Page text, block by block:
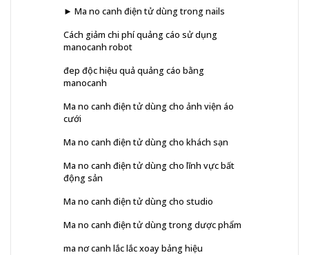
► Ma no canh điện tử dùng trong nails
Cách giảm chi phí quảng cáo sử dụng
manocanh robot
đep độc hiệu quả quảng cáo bằng
manocanh
Ma no canh điện tử dùng cho ảnh viện áo
cưới
Ma no canh điện tử dùng cho khách sạn
Ma no canh điện tử dùng cho lĩnh vực bất
động sản
Ma no canh điện tử dùng cho studio
Ma no canh điện tử dùng trong dược phẩm
ma nơ canh lắc lắc xoay bảng hiệu